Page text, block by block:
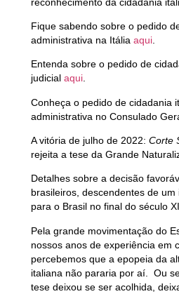
Fique sabendo sobre o pedido
administrativa na Itália aqui.
Entenda sobre o pedido de
judicial aqui.
Conheça o pedido de cidadania
administrativa no Consulado
A vitória de julho de 2022: Corte
rejeita a tese da Grande
Detalhes sobre a decisão
brasileiros, descendentes de
para o Brasil no final do século
Pela grande movimentação do
nossos anos de experiência em
percebemos que a epopeia da
italiana não pararia por aí. Ou
tese deixou se ser acolhida,